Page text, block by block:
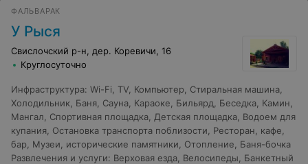
ваших глазах семья Мойсейчук.
ФАЛЬВАРАК
У Рыся
Свислочский р-н, дер. Коревичи, 16
Круглосуточно
Инфраструктура: Wi-Fi TV Компьютер Стиральная машина
Холодильник Баня Сауна Караоке Бильярд Беседка Камин
Мангал
Спортивная площадка Детская площадка Водоем для
купания Остановка транспорта поблизости
Ресторан, кафе,
бар
Музеи, исторические памятники Отопление
Баня-бочка
Развлечения и услуги: Верховая езда Велосипеды
Банкетный